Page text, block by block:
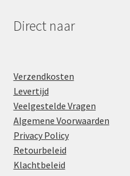
Direct naar
Verzendkosten
Levertijd
Veelgestelde Vragen
Algemene Voorwaarden
Privacy Policy
Retourbeleid
Klachtbeleid